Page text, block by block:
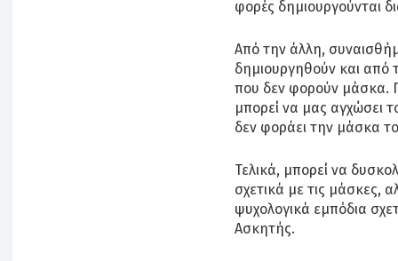
φορές δημιουργούνται
Από την άλλη,
δημιουργηθούν και από
που δεν φορούν μάσκα.
μπορεί να μας αγχώσει
δεν φοράει την μάσκα
Τελικά, μπορεί να
σχετικά με τις μάσκες,
ψυχολογικά εμπόδια
Ασκητής.